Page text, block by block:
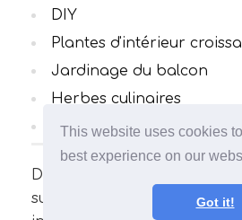
This website uses cookies
best experience on our
Got it!
De nombreux articles
sur le jardinage. Votre jardin
DIY
Plantes d'intérieur
Jardinage du balcon
Herbes culinaires
Toutes catégories